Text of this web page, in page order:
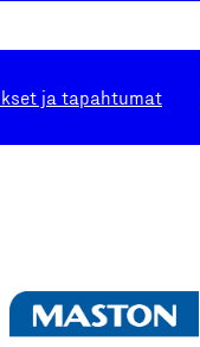
ja tapahtumat